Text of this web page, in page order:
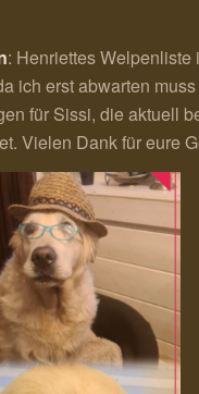
: Henriettes
ich erst abwarten
für Sissi, die aktuell
Vielen Dank für eure